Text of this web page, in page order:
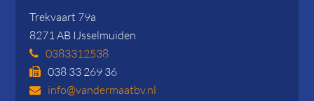
Trekvaart 79a
8271 AB IJsselmuiden
0383312538
038 33 269 36
info@vandermaatbv.nl